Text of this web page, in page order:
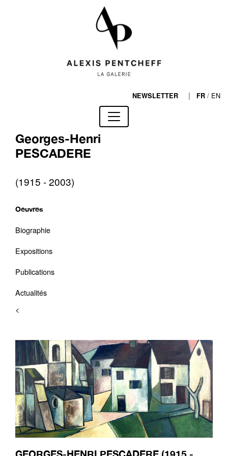
NEWSLETTER | FR / EN
Georges-Henri
PESCADERE
(1915 - 2003)
Oeuvres
Biographie
Expositions
Publications
Actualités
<
GEORGES-HENRI PESCADERE (1915 -